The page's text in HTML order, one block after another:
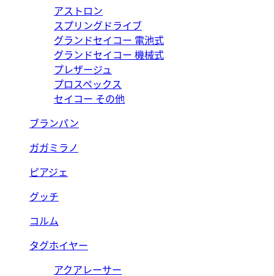
アストロン
スプリングドライブ
グランドセイコー 電池式
グランドセイコー 機械式
プレザージュ
プロスペックス
セイコー その他
ブランパン
ガガミラノ
ピアジェ
グッチ
コルム
タグホイヤー
アクアレーサー